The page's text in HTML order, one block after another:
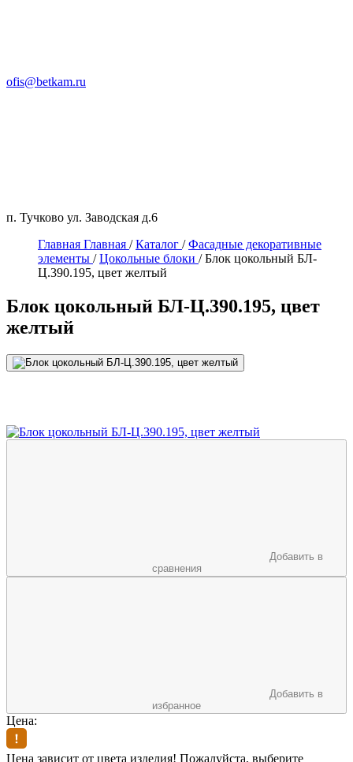
ofis@betkam.ru
п. Тучково ул. Заводская д.6
Главная Главная / Каталог / Фасадные декоративные
элементы / Цокольные блоки / Блок цокольный БЛ-
Ц.390.195, цвет желтый
Блок цокольный БЛ-Ц.390.195, цвет
желтый
Добавить в
сравнения
Добавить в
избранное
Цена:
Цена зависит от цвета изделия! Пожалуйста, выберите